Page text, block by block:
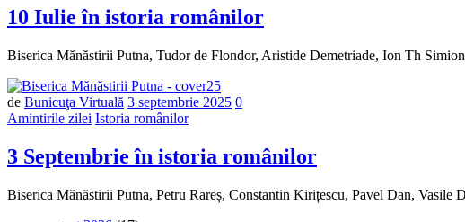
10 Iulie în istoria românilor
Biserica Mănăstirii Putna, Tudor de Flondor, Aristide Demetriade, Ion Th
de Bunicuţa Virtuală 3 septembrie 2025 Număr
0
Amintirile zilei Istoria românilor
3 Septembrie în istoria românilor
Biserica Mănăstirii Putna, Petru Rareș, Constantin Kirițescu, Pavel Dan,